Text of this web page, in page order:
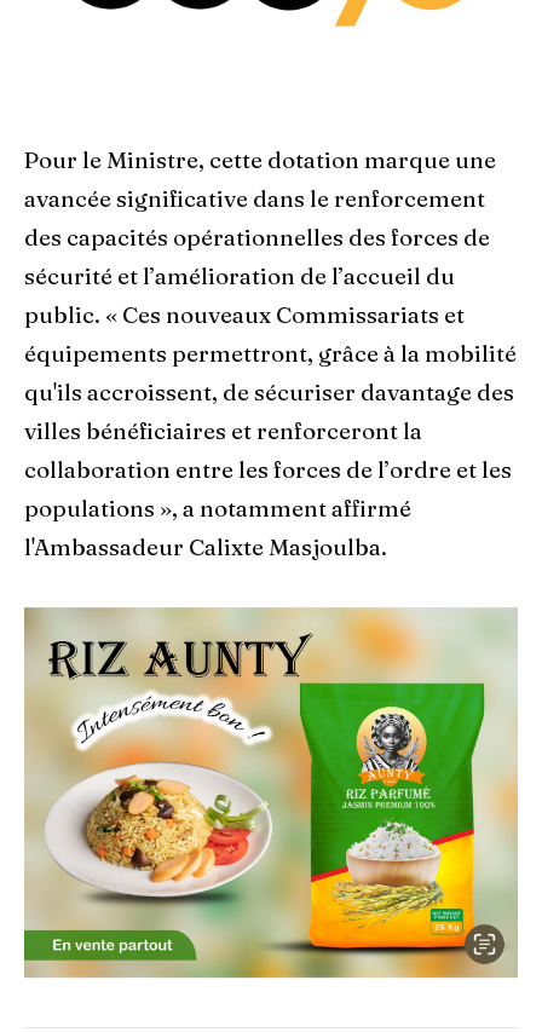
Pour le Ministre, cette dotation marque une
avancée significative dans le renforcement
des capacités opérationnelles des forces de
sécurité et l’amélioration de l’accueil du
public. « Ces nouveaux Commissariats et
équipements permettront, grâce à la mobilité
qu'ils accroissent, de sécuriser davantage des
villes bénéficiaires et renforceront la
collaboration entre les forces de l’ordre et les
populations », a notamment affirmé
l'Ambassadeur Calixte Masjoulba.